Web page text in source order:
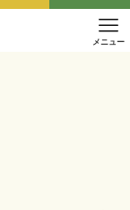
メニュー